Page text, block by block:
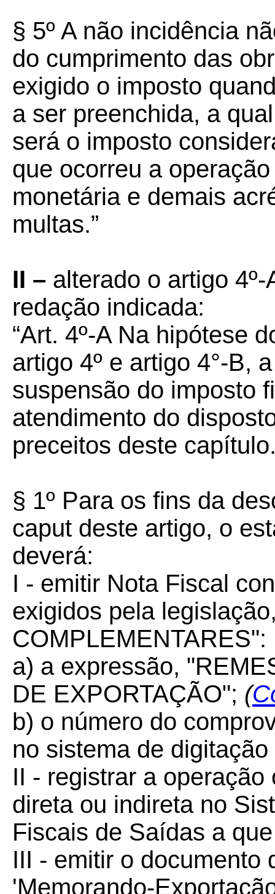
§ 5º A não incidência
do cumprimento das
exigido o imposto
a ser preenchida, a
será o imposto
que ocorreu a
monetária e demais
multas.”
II – alterado o artigo
redação indicada:
“Art. 4º-A Na hipótese
artigo 4º e artigo 4°-B,
suspensão do imposto
atendimento do
preceitos deste
§ 1º Para os fins da
caput deste artigo, o
deverá:
I - emitir Nota Fiscal
exigidos pela
COMPLEMENTARES":
a) a expressão,
DE EXPORTAÇÃO"; (
b) o número do
no sistema de
II - registrar a
direta ou indireta no
Fiscais de Saídas a
III - emitir o documento
'Memorando-